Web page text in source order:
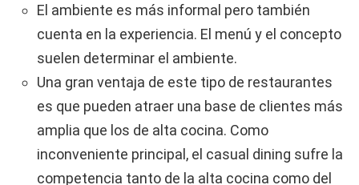
El ambiente es más informal pero también
cuenta en la experiencia. El menú y el concepto
suelen determinar el ambiente.
Una gran ventaja de este tipo de restaurantes
es que pueden atraer una base de clientes más
amplia que los de alta cocina. Como
inconveniente principal, el casual dining sufre la
competencia tanto de la alta cocina como del